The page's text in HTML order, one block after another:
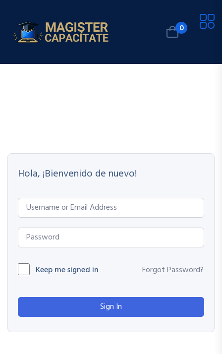
0
Hola, ¡Bienvenido de nuevo!
Keep me signed in Forgot Password?
Sign In